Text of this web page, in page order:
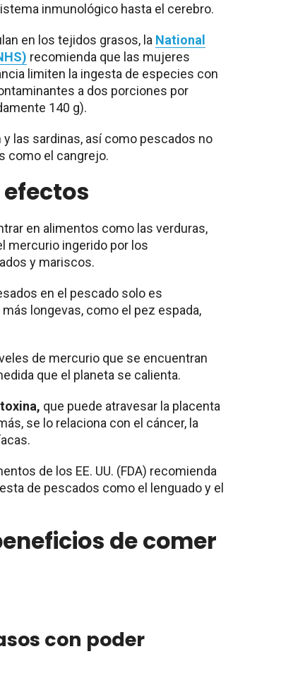
inmunológico hasta el cerebro.
en los tejidos grasos, la National
recomienda que las mujeres
limiten la ingesta de especies con
a dos porciones por
140 g).
las sardinas, así como pescados no
como el cangrejo.
efectos
en alimentos como las verduras,
mercurio ingerido por los
y mariscos.
​​en el pescado solo es
longevas, como el pez espada,
de mercurio que se encuentran
que el planeta se calienta.
que puede atravesar la placenta
se lo relaciona con el cáncer, la
de los EE. UU. (FDA) recomienda
de pescados como el lenguado y el
de comer
con poder